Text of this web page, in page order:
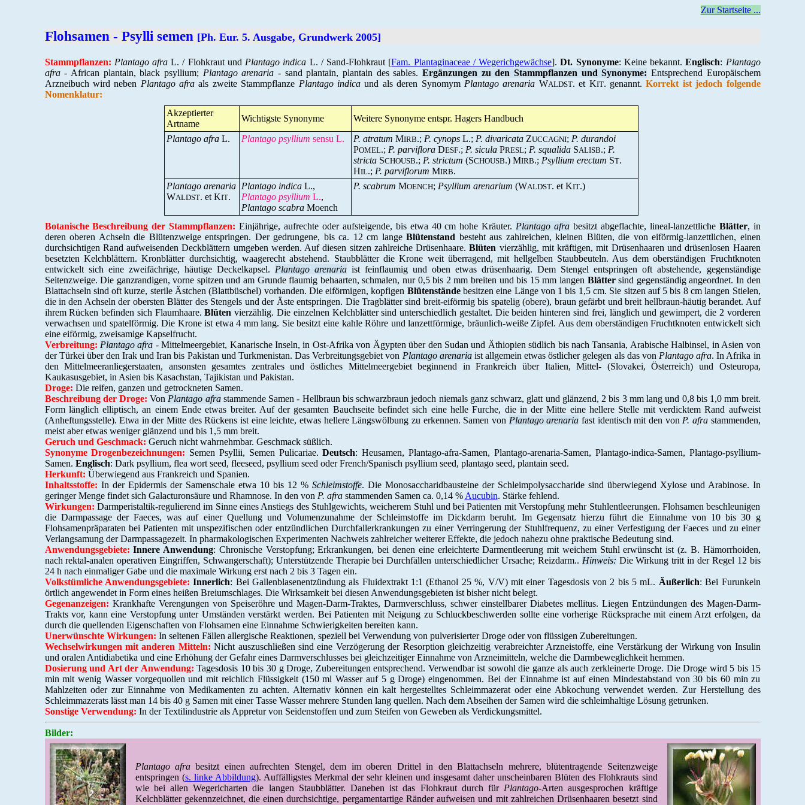
Zur Startseite ...
Flohsamen - Psylli semen [Ph. Eur. 5. Ausgabe, Grundwerk 2005]
Stammpflanzen: Plantago afra L. / Flohkraut und Plantago indica L. / Sand-Flohkraut [Fam. Plantaginaceae / Wegerichgewächse].Dt. Synonyme: Keine bekannt.Englisch: Plantago
afra- African plantain, black psyllium; Plantago arenaria - sand plantain, plantain des sables. Ergänzungen zu den Stammpflanzen und Synonyme: Entsprechend Europäischem
Arzneibuch wird neben Plantago afra als zweite Stammpflanze Plantago indica und als deren Synomym Plantago arenaria WALDST. et KIT. genannt.Korrekt ist jedoch folgende
Nomenklatur:
Akzeptierter
Artname
Wichtigste Synonyme
Weitere Synonyme entspr. Hagers Handbuch
Plantago afra L. Plantago psyllium sensu L. P. atratum MIRB.; P. cynops L.; P. divaricata ZUCCAGNI; P. durandoi
POMEL.; P. parviflora DESF.; P. sicula PRESL; P. squalida SALISB.; P.
stricta SCHOUSB.; P. strictum (SCHOUSB.) MIRB.; Psyllium erectum ST.
HIL.; P. parviflorum MIRB.
Plantago arenaria
WALDST. et KIT.
Plantago indica L.,
Plantago psyllium L.,
Plantago scabra Moench
P. scabrum MOENCH; Psyllium arenarium (WALDST. et KIT.)
Botanische Beschreibung der Stammpflanzen: Einjährige, aufrechte oder aufsteigende, bis etwa 40 cm hohe Kräuter. Plantago afra besitzt abgeflachte, lineal-lanzettliche Blätter, in
deren oberen Achseln die Blütenzweige entspringen. Der gedrungene, bis ca. 12 cm lange Blütenstand besteht aus zahlreichen, kleinen Blüten, die von eiförmig-lanzettlichen, einen
durchsichtigen Rand aufweisenden Deckblättern umgeben werden. Auf diesen sitzen zahlreiche Drüsenhaare.Blüten vierzählig, mit kräftigen, mit Drüsenhaaren und drüsenlosen Haaren
besetzten Kelchblättern. Kronblätter durchsichtig, waagerecht abstehend. Staubblätter die Krone weit überragend, mit hellgelben Staubbeuteln. Aus dem oberständigen Fruchtknoten
entwickelt sich eine zweifächrige, häutige Deckelkapsel. Plantago arenariaist feinflaumig und oben etwas drüsenhaarig. Dem Stengel entspringen oft abstehende, gegenständige
Seitenzweige. Die ganzrandigen, vorne spitzen und am Grunde flaumig behaarten, schmalen, nur 0,5 bis 2 mm breiten und bis 15 mm langen Blättersind gegenständig angeordnet. In den
Blattachseln sind oft kurze, sterile Ästchen (Blattbüschel) vorhanden. Die eiförmigen, kopfigen Blütenständebesitzen eine Länge von 1 bis 1,5 cm. Sie sitzen auf 5 bis 8 cm langen Stielen,
die in den Achseln der obersten Blätter des Stengels und der Äste entspringen. Die Tragblätter sind breit-eiförmig bis spatelig (obere), braun gefärbt und breit hellbraun-häutig berandet. Auf
ihrem Rücken befinden sich Flaumhaare.Blüten vierzählig. Die einzelnen Kelchblätter sind unterschiedlich gestaltet. Die beiden hinteren sind frei, länglich und gewimpert, die 2 vorderen
verwachsen und spatelförmig. Die Krone ist etwa 4 mm lang. Sie besitzt eine kahle Röhre und lanzettförmige, bräunlich-weiße Zipfel. Aus dem oberständigen Fruchtknoten entwickelt sich
eine eiförmig, zweisamige Kapselfrucht.
Verbreitung: Plantago afra - Mittelmeergebiet, Kanarische Inseln, in Ost-Afrika von Ägypten über den Sudan und Äthiopien südlich bis nach Tansania, Arabische Halbinsel, in Asien von
der Türkei über den Irak und Iran bis Pakistan und Turkmenistan. Das Verbreitungsgebiet von Plantago arenariaist allgemein etwas östlicher gelegen als das von Plantago afra. In Afrika in
den Mittelmeeranliegerstaaten, ansonsten gesamtes zentrales und östliches Mittelmeergebiet beginnend in Frankreich über Italien, Mittel- (Slovakei, Österreich) und Osteuropa,
Kaukasusgebiet, in Asien bis Kasachstan, Tajikistan und Pakistan.
Droge: Die reifen, ganzen und getrockneten Samen.
Beschreibung der Droge: Von Plantago afrastammende Samen - Hellbraun bis schwarzbraun jedoch niemals ganz schwarz, glatt und glänzend, 2 bis 3 mm lang und 0,8 bis 1,0 mm breit.
Form länglich elliptisch, an einem Ende etwas breiter. Auf der gesamten Bauchseite befindet sich eine helle Furche, die in der Mitte eine hellere Stelle mit verdicktem Rand aufweist
(Anheftungsstelle). Etwa in der Mitte des Rückens ist eine leichte, etwas hellere Längswölbung zu erkennen. Samen von Plantago arenaria fast identisch mit den von P. afrastammenden,
meist aber etwas weniger glänzend und bis 1,5 mm breit.
Geruch und Geschmack: Geruch nicht wahrnehmbar. Geschmack süßlich.
Synonyme Drogenbezeichnungen: Semen Psyllii, Semen Pulicariae.Deutsch: Heusamen, Plantago-afra-Samen, Plantago-arenaria-Samen, Plantago-indica-Samen, Plantago-psyllium-
Samen. Englisch: Dark psyllium, flea wort seed, fleeseed, psyllium seed oder French/Spanisch psyllium seed, plantago seed, plantain seed.
Herkunft: Überwiegend aus Frankreich und Spanien.
Inhaltsstoffe: In der Epidermis der Samenschale etwa 10 bis 12 % Schleimstoffe. Die Monosaccharidbausteine der Schleimpolysaccharide sind überwiegend Xylose und Arabinose. In
geringer Menge findet sich Galacturonsäure und Rhamnose. In den von P. afrastammenden Samen ca. 0,14 % Aucubin. Stärke fehlend.
Wirkungen: Darmperistaltik-regulierend im Sinne eines Anstiegs des Stuhlgewichts, weicherem Stuhl und bei Patienten mit Verstopfung mehr Stuhlentleerungen. Flohsamen beschleunigen
die Darmpassage der Faeces, was auf einer Quellung und Volumenzunahme der Schleimstoffe im Dickdarm beruht. Im Gegensatz hierzu führt die Einnahme von 10 bis 30 g
Flohsamenpräparaten bei Patienten mit unspezifischen oder entzündlichen Durchfallerkrankungen zu einer Verringerung der Stuhlfrequenz, zu einer Verfestigung der Faeces und zu einer
Verlangsamung der Darmpassagezeit. In pharmakologischen Experimenten Nachweis zahlreicher weiterer Effekte, die jedoch nahezu ohne praktische Bedeutung sind.
Anwendungsgebiete: Innere Anwendung: Chronische Verstopfung; Erkrankungen, bei denen eine erleichterte Darmentleerung mit weichem Stuhl erwünscht ist (z. B. Hämorrhoiden,
nach rektal-analen operativen Eingriffen, Schwangerschaft); Unterstützende Therapie bei Durchfällen unterschiedlicher Ursache; Reizdarm.. Hinweis: Die Wirkung tritt in der Regel 12 bis
24 h nach einmaliger Gabe und die maximale Wirkung erst nach 2 bis 3 Tagen ein.
Volkstümliche Anwendungsgebiete: Innerlich: Bei Gallenblasenentzündung als Fluidextrakt 1:1 (Ethanol 25 %, V/V) mit einer Tagesdosis von 2 bis 5 mL. Äußerlich: Bei Furunkeln
örtlich angewendet in Form eines heißen Breiumschlages. Die Wirksamkeit bei diesen Anwendungsgebieten ist bisher nicht belegt.
Gegenanzeigen: Krankhafte Verengungen von Speiseröhre und Magen-Darm-Traktes, Darmverschluss, schwer einstellbarer Diabetes mellitus. Liegen Entzündungen des Magen-Darm-
Trakts vor, kann eine Verstopfung unter Umständen verstärkt werden. Bei Patienten mit Neigung zu Schluckbeschwerden sollte eine vorherige Rücksprache mit einem Arzt erfolgen, da
durch die quellenden Eigenschaften von Flohsamen eine Einnahme Schwierigkeiten bereiten kann.
Unerwünschte Wirkungen: In seltenen Fällen allergische Reaktionen, speziell bei Verwendung von pulverisierter Droge oder von flüssigen Zubereitungen.
Wechselwirkungen mit anderen Mitteln: Nicht auszuschließen sind eine Verzögerung der Resorption gleichzeitig verabreichter Arzneistoffe, eine Verstärkung der Wirkung von Insulin
und oralen Antidiabetika und eine Erhöhung der Gefahr eines Darmverschlusses bei gleichzeitiger Einnahme von Arzneimitteln, welche die Darmbeweglichkeit hemmen.
Dosierung und Art der Anwendung: Tagesdosis 10 bis 30 g Droge, Zubereitungen entsprechend. Verwendbar ist sowohl die ganze als auch zerkleinerte Droge. Die Droge wird 5 bis 15
min mit wenig Wasser vorgequollen und mit reichlich Flüssigkeit (150 ml Wasser auf 5 g Droge) eingenommen. Bei der Einnahme ist auf einen Mindestabstand von 30 bis 60 min zu
Mahlzeiten oder zur Einnahme von Medikamenten zu achten. Alternativ können ein kalt hergestelltes Schleimmazerat oder eine Abkochung verwendet werden. Zur Herstellung des
Schleimmazerats lässt man 14 bis 40 g Samen mit einer Tasse Wasser mehrere Stunden lang quellen. Nach dem Abseihen der Samen wird die schleimhaltige Lösung getrunken.
Sonstige Verwendung: In der Textilindustrie als Appretur von Seidenstoffen und zum Steifen von Geweben als Verdickungsmittel.
Bilder:
Plantago afrabesitzt einen aufrechten Stengel, dem im oberen Drittel in den Blattachseln mehrere, blütentragende Seitenzweige
entspringen (s. linke Abbildung). Auffälligstes Merkmal der sehr kleinen und insgesamt daher unscheinbaren Blüten des Flohkrauts sind
wie bei allen Wegericharten die langen Staubblätter. Daneben ist das Flohkraut durch für Plantago-Arten ausgesprochen kräftige
Kelchblätter gekennzeichnet, die einen durchsichtige, pergamentartige Ränder aufweisen und mit zahlreichen Drüsenhaaren besetzt sind